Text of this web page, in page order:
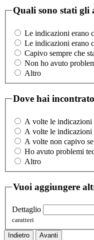
Quali sono stati gli
Le indicazioni erano
Le indicazioni erano
Capivo sempre che
Non ho avuto
Altro
Dove hai
A volte le indicazioni
A volte le indicazioni
A volte non capivo
Ho avuto problemi
Altro
Vuoi aggiungere
Dettaglio
caratteri
Indietro Avanti